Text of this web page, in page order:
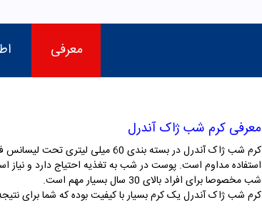
معرفی
معرفی کرم شب ژاک آندرل
کرم شب ژاک آندرل در بسته بندی
استفاده مداوم است. پوست در شب به تغذیه احتیاج دارد و
شب مخصوصا برای افراد بالای 30 سال بسیار مهم است.
کرم شب ژاک آندرل یک کرم بسیار با کیفیت بوده که شما برای نتیجه